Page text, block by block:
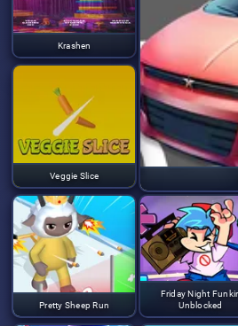
Krashen
Veggie Slice
Pretty Sheep Run
Friday Night
Unblocked